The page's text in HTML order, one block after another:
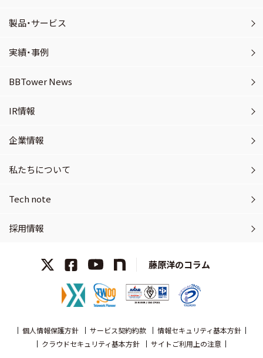
製品・サービス
実績・事例
BBTower News
IR情報
企業情報
私たちについて
Tech note
採用情報
藤原洋のコラム
個人情報保護方針 サービス契約約款
情報セキュリティ基本方針
クラウドセキュリティ基本方針
サイトご利用上の注意